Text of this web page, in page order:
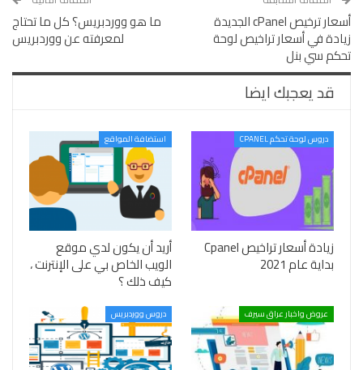
أسعار ترخيص cPanel الجديدة
زيادة في أسعار تراخيص لوحة
تحكم سي بنل
ما هو ووردبريس؟ كل ما تحتاج
لمعرفته عن ووردبريس
قد يعجبك ايضا
دروس لوحة تحكم CPANEL
زيادة أسعار تراخيص Cpanel
بداية عام 2021
استضافة المواقع
أريد أن يكون لدي موقع
الويب الخاص بي على الإنترنت ،
كيف ذلك ؟
عروض واخبار عراق سيرف دروس ووردبريس